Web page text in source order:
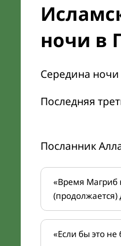
ночи в
Середина ночи
Последняя
«Время Магриб
«Если бы это